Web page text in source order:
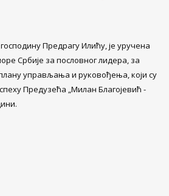
Предрагу Илићу, је уручена
Србије за пословног лидера, за
управљања и руковођења, који су
Предузећa „Милан Благојевић -